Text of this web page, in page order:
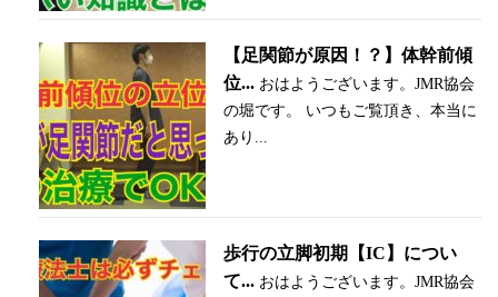
【足関節が原因！？】体幹前傾
位... おはようございます。JMR協会
の堀です。 いつもご覧頂き、本当に
あり...
歩行の立脚初期【IC】につい
て... おはようございます。JMR協会